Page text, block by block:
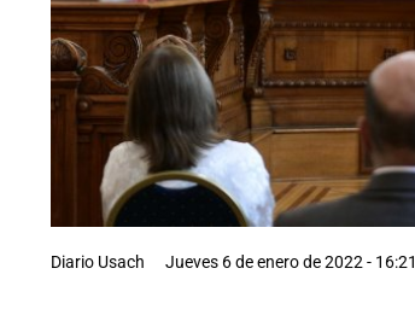
Diario Usach Jueves 6 de enero de 2022 - 16:21